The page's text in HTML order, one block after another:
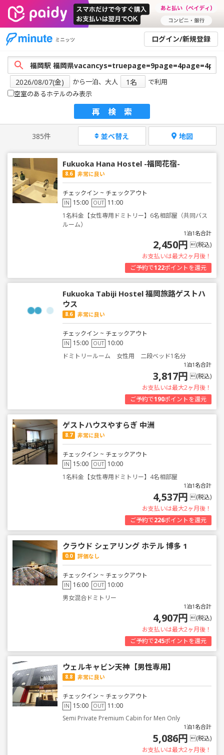
ミニッツ ログイン/新規登録
から一泊、大人
で利用
空室のあるホテルのみ表示
再検索
385件 並べ替え 地図
Fukuoka Hana Hostel -福岡花宿-
8.6 非常に良い
チェックイン ~ チェックアウト
IN 15:00 OUT 11:00
1名料金【女性専用ドミトリー】6名相部屋（共同バス
ルーム）
1泊1名合計
2,450円 (税込)
お支払いは最大2ヶ月後！
ご予約で122ポイントを還元
Fukuoka Tabiji Hostel 福岡旅路ゲストハ
ウス
8.6 非常に良い
チェックイン ~ チェックアウト
IN 15:00 OUT 10:00
ドミトリールーム 女性用 二段ベッド1名分
1泊1名合計
3,817円 (税込)
お支払いは最大2ヶ月後！
ご予約で190ポイントを還元
ゲストハウスやすらぎ 中洲
8.7 非常に良い
チェックイン ~ チェックアウト
IN 15:00 OUT 10:00
1名料金【女性専用ドミトリー】4名相部屋
1泊1名合計
4,537円 (税込)
お支払いは最大2ヶ月後！
ご予約で226ポイントを還元
クラウド シェアリング ホテル 博多 1
0.0 評価なし
チェックイン ~ チェックアウト
IN 16:00 OUT 10:00
男女混合ドミトリー
1泊1名合計
4,907円 (税込)
お支払いは最大2ヶ月後！
ご予約で245ポイントを還元
ウェルキャビン天神【男性専用】
8.8 非常に良い
チェックイン ~ チェックアウト
IN 15:00 OUT 11:00
Semi Private Premium Cabin for Men Only
1泊1名合計
5,086円 (税込)
お支払いは最大2ヶ月後！